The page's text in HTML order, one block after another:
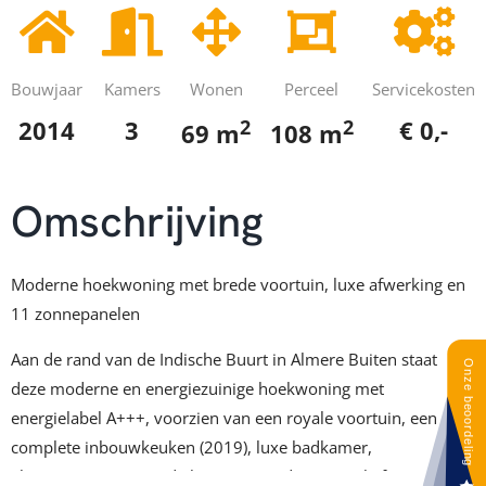
Bouwjaar
2014
Kamers
3
Wonen
69 m2
Perceel
108 m2
Servicekosten
€ 0,-
Omschrijving
Moderne hoekwoning met brede voortuin, luxe afwerking en
11 zonnepanelen
Aan de rand van de Indische Buurt in Almere Buiten staat
deze moderne en energiezuinige hoekwoning met
energielabel A+++, voorzien van een royale voortuin, een
complete inbouwkeuken (2019), luxe badkamer,
vloerverwarming op de begane grond en maar liefst 11